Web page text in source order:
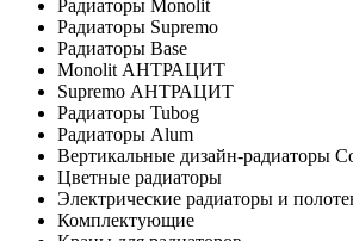
Радиаторы Monolit
Радиаторы Supremo
Радиаторы Base
Monolit АНТРАЦИТ
Supremo АНТРАЦИТ
Радиаторы Tubog
Радиаторы Alum
Вертикальные дизайн-радиаторы
Цветные радиаторы
Электрические радиаторы и
Комплектующие